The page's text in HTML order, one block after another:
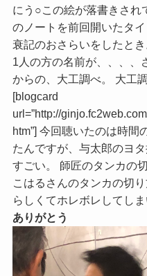
にう○この絵が落書きされ
のノートを前回開いたタ
衰記のおさらいをしたと
1人の方の名前が、、、、
からの、大工調べ。 大工
[blogcard
url=”http://
htm”] 今回聴いたのは時間
たんですが、与太郎のヨ
すごい。 師匠のタンカの
こはるさんのタンカの切
らしくてホレボレしてしま
ありがとう